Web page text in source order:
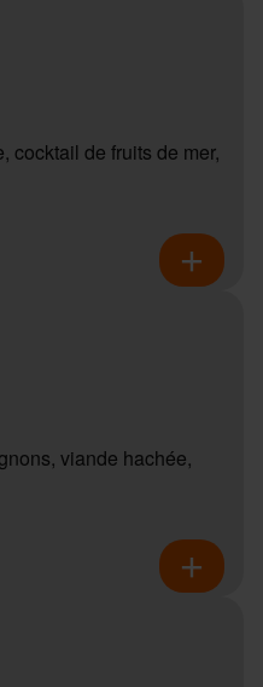
cocktail de fruits de mer,
viande hachée,